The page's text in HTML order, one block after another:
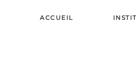
ACCUEIL